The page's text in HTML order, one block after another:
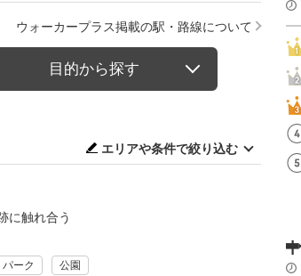
ウォーカープラス掲載の駅・路線について
目的から探す
エリアや条件で絞り込む
に触れ合う
ーク 公園